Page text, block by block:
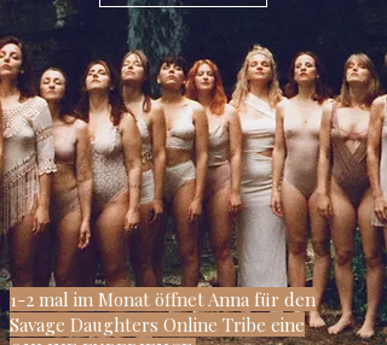
1-2 mal im Monat öffnet Anna für den
Savage Daughters Online Tribe eine